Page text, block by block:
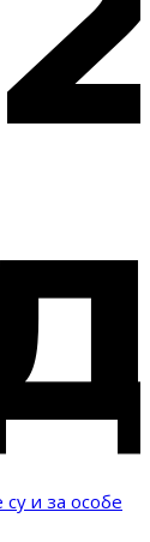
су и за особе